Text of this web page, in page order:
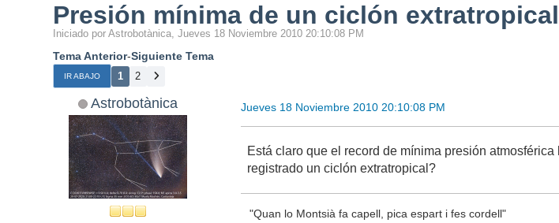
Presión mínima de un ciclón extratropical
Iniciado por Astrobotànica, Jueves 18 Noviembre 2010 20:10:08 PM
Tema Anterior-Siguiente Tema
IR ABAJO 1 2
Astrobotànica Jueves 18 Noviembre 2010 20:10:08 PM
Está claro que el record de mínima presión
registrado un ciclón extratropical?
"Quan lo Montsià fa capell, pica espart i fes cordell"